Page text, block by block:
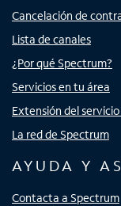
Cancelación de
Lista de canales
¿Por qué Spectrum?
Servicios en tu área
Extensión del
La red de Spectrum
AYUDA Y
Contacta a Spectrum